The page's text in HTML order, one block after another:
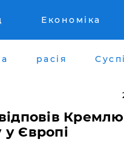
Економіка
расія
Європі